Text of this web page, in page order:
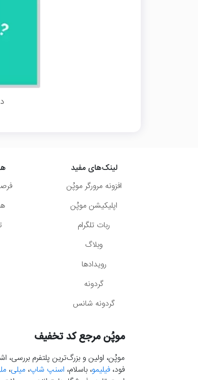
لینک‌های مفید
افزونه مرورگر موپُن
اپلیکیشن موپُن
ربات تلگرام
وبلاگ
رویدادها
گردونه
گردونه شانس
موپُن مرجع کد تخفیف
موپُن، اولین و بزرگ‌ترین پلتفرم
فود، فیلیمو، باسلام، اسنپ شاپ، میلی،